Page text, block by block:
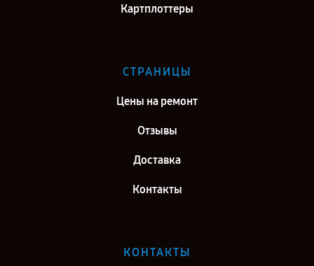
Картплоттеры
СТРАНИЦЫ
Цены на ремонт
Отзывы
Доставка
Контакты
КОНТАКТЫ